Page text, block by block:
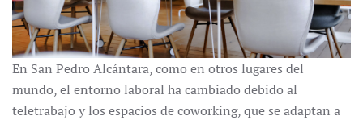
En San Pedro Alcántara, como en otros lugares del
mundo, el entorno laboral ha cambiado debido al
teletrabajo y los espacios de coworking, que se adaptan a